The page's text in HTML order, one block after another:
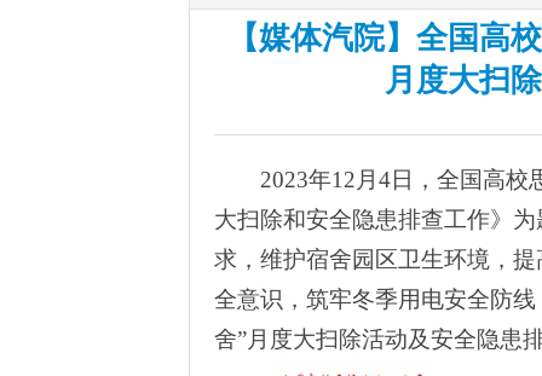
【媒体汽院】全国高
月度大扫
2023年12 月 4日，全国高校
大扫除和安全隐患排查工作》
求，维护宿舍园区卫生环境，
全意识，筑牢冬季用电安全防
舍”月度大扫除活动及安全隐患